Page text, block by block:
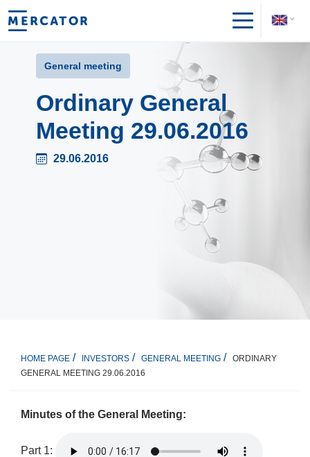
General meeting
Ordinary General
Meeting 29.06.2016
29.06.2016
HOME PAGE INVESTORS GENERAL MEETING
ORDINARY
GENERAL MEETING 29.06.2016
Minutes of the General Meeting:
Part 1: